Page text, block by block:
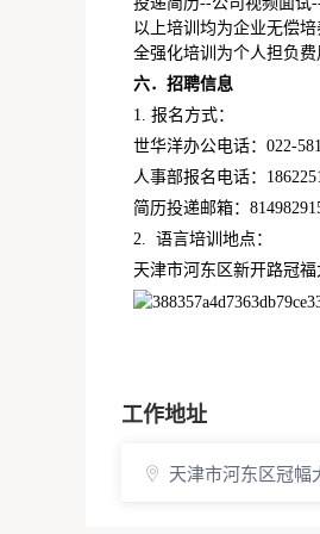
以上培训均为企业无偿
全强化培训为个人担负
六．招聘信息
1. 报名方式：
世华洋办公电话：022-
人事部报名电话：
简历投递邮箱：
2. 语言培训地点：
天津市河东区新开路冠福
工作地址
天津市河东区冠幅